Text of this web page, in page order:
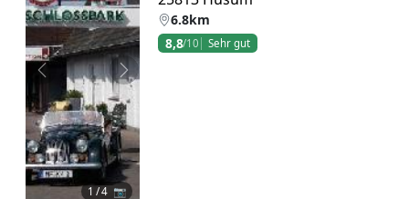
Zurück Weiter
1 / 4 📷
6.8km
8,8/10 Sehr gut